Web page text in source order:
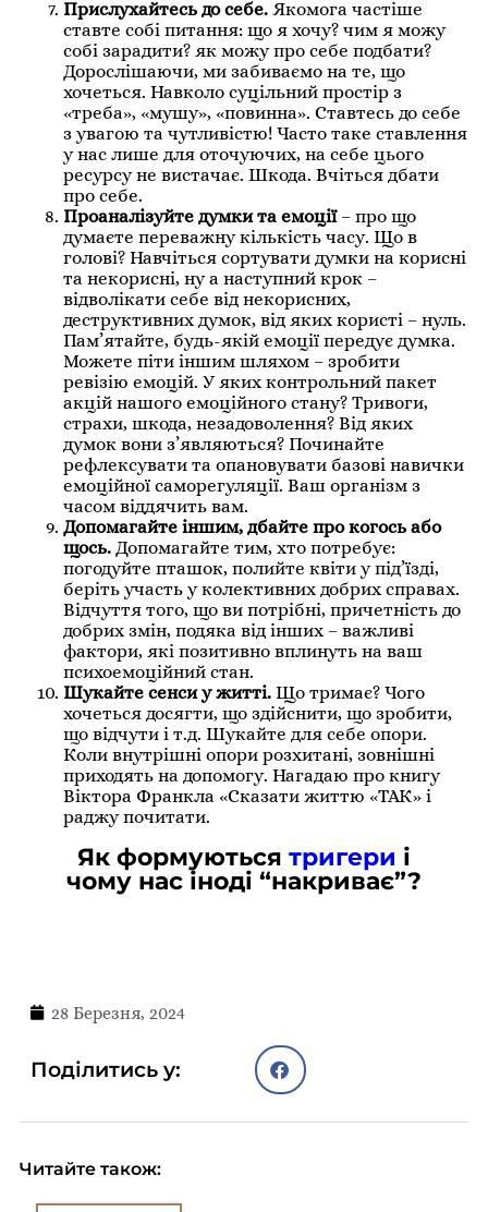
Прислухайтесь до себе. Якомога частіше
ставте собі питання: що я хочу? чим я можу
собі зарадити? як можу про себе подбати?
Дорослішаючи, ми забиваємо на те, що
хочеться. Навколо суцільний простір з
«треба», «мушу», «повинна». Ставтесь до себе
з увагою та чутливістю! Часто таке ставлення
у нас лише для оточуючих, на себе цього
ресурсу не вистачає. Шкода. Вчіться дбати
про себе.
Проаналізуйте думки та емоції– про що
думаєте переважну кількість часу. Що в
голові? Навчіться сортувати думки на корисні
та некорисні, ну а наступний крок –
відволікати себе від некорисних,
деструктивних думок, від яких користі – нуль.
Пам’ятайте, будь-якій емоції передує думка.
Можете піти іншим шляхом – зробити
ревізію емоцій. У яких контрольний пакет
акцій нашого емоційного стану? Тривоги,
страхи, шкода, незадоволення? Від яких
думок вони з’являються? Починайте
рефлексувати та опановувати базові навички
емоційної саморегуляції. Ваш організм з
часом віддячить вам.
Допомагайте іншим, дбайте про когось або
щось. Допомагайте тим, хто потребує:
погодуйте пташок, полийте квіти у під’їзді,
беріть участь у колективних добрих справах.
Відчуття того, що ви потрібні, причетність до
добрих змін, подяка від інших – важливі
фактори, які позитивно вплинуть на ваш
психоемоційний стан.
Шукайте сенси у житті. Що тримає? Чого
хочеться досягти, що здійснити, що зробити,
що відчути і т.д. Шукайте для себе опори.
Коли внутрішні опори розхитані, зовнішні
приходять на допомогу. Нагадаю про книгу
Віктора Франкла «Сказати життю «ТАК» і
раджу почитати.
Як формуються тригери і
чому нас іноді “накриває”?
28 Березня, 2024
Поділитись у:
Читайте також: